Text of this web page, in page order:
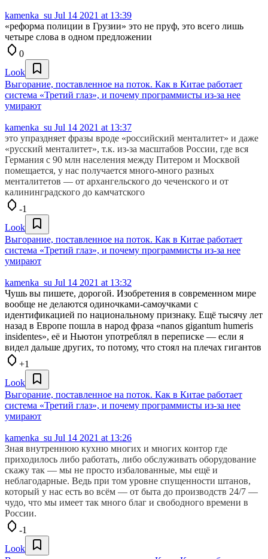
kamenka_su Jul 14 2021 at 13:39
«реформа полиции в Грузии» это не пруф, это всего лишь
четыре слова в одном предложении
0
Look
Выгорание, поставленное на поток. Как в Китае работает
система «Третий глаз», и почему программисты из-за нее
умирают
kamenka_su Jul 14 2021 at 13:37
это упраздняет фразы вроде «российский менталитет» и даже
«русский менталитет», т.к. из-за масштабов России, где вся
Германия с 90 млн населения между Питером и Москвой
помещается, у нас получается много-много разных
менталитетов — от архангельского до чеченского и от
калининградского до камчатского
-1
Look
Выгорание, поставленное на поток. Как в Китае работает
система «Третий глаз», и почему программисты из-за нее
умирают
kamenka_su Jul 14 2021 at 13:32
Чушь вы пишете, дорогой. Изобретения в современном мире
вообще не делаются одиночками-самоучками с
идентификацией по национальному признаку. Ещё тысячу лет
назад в Европе пошла в народ фраза «nanos gigantum humeris
insidentes», её и Ньютон употреблял в переписке — если я
видел дальше других, то потому, что стоял на плечах гигантов
+1
Look
Выгорание, поставленное на поток. Как в Китае работает
система «Третий глаз», и почему программисты из-за нее
умирают
kamenka_su Jul 14 2021 at 13:26
Зная внутреннюю кухню многих и многих контор где
приходилось либо работать, либо обслуживать оборудование
скажу так — мы не просто избалованные, мы ещё и
неблагодарные. Ведь при том уровне спущенности штанов,
который у нас есть во всём — от быта до производств 24/7 —
чудо, что мы имеет так много благ и свободного времени в
России.
-1
Look